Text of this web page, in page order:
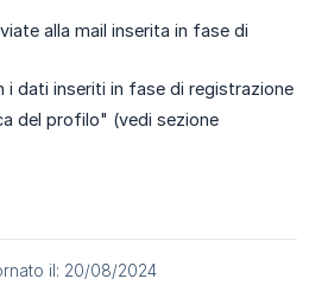
alla mail inserita in fase di
i dati inseriti in fase di registrazione
del profilo" (vedi sezione
il: 20/08/2024